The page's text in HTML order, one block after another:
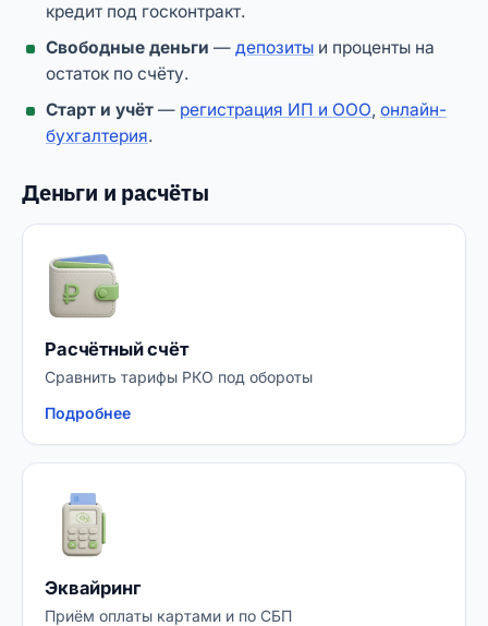
кредит под госконтракт.
Свободные деньги — депозиты и проценты на
остаток по счёту.
Старт и учёт — регистрация ИП и ООО, онлайн-
бухгалтерия.
Деньги и расчёты
Расчётный счёт
Сравнить тарифы РКО под обороты
Подробнее
Эквайринг
Приём оплаты картами и по СБП